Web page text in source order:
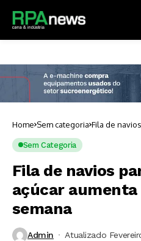
Home Sem categoria Fila de
para 22 na
Sem Categoria
Fila de navios
açúcar aumenta
semana
Admin
Atualizado